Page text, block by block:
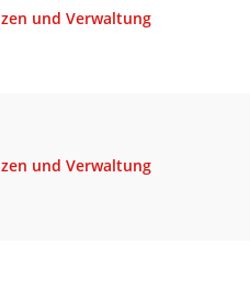
und Verwaltung
und Verwaltung